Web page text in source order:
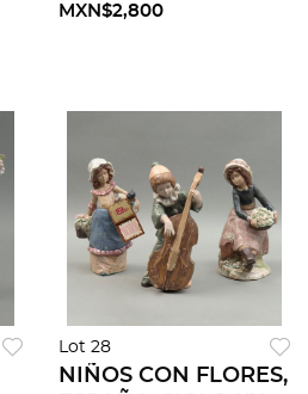
Martha Budich
MXN$2,800
Lot 28
NIÑOS CON FLORES,